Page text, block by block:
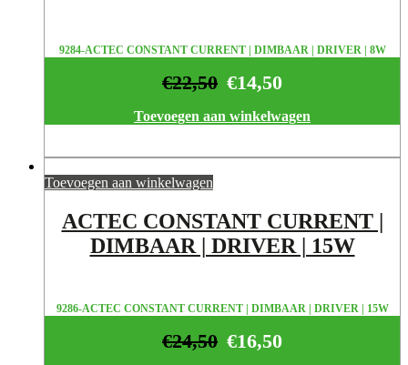
9284-ACTEC CONSTANT CURRENT | DIMBAAR | DRIVER | 8W
€14,50
€22,50
Toevoegen aan winkelwagen
Toevoegen aan winkelwagen
ACTEC CONSTANT CURRENT |
DIMBAAR | DRIVER | 15W
9286-ACTEC CONSTANT CURRENT | DIMBAAR | DRIVER | 15W
€16,50
€24,50